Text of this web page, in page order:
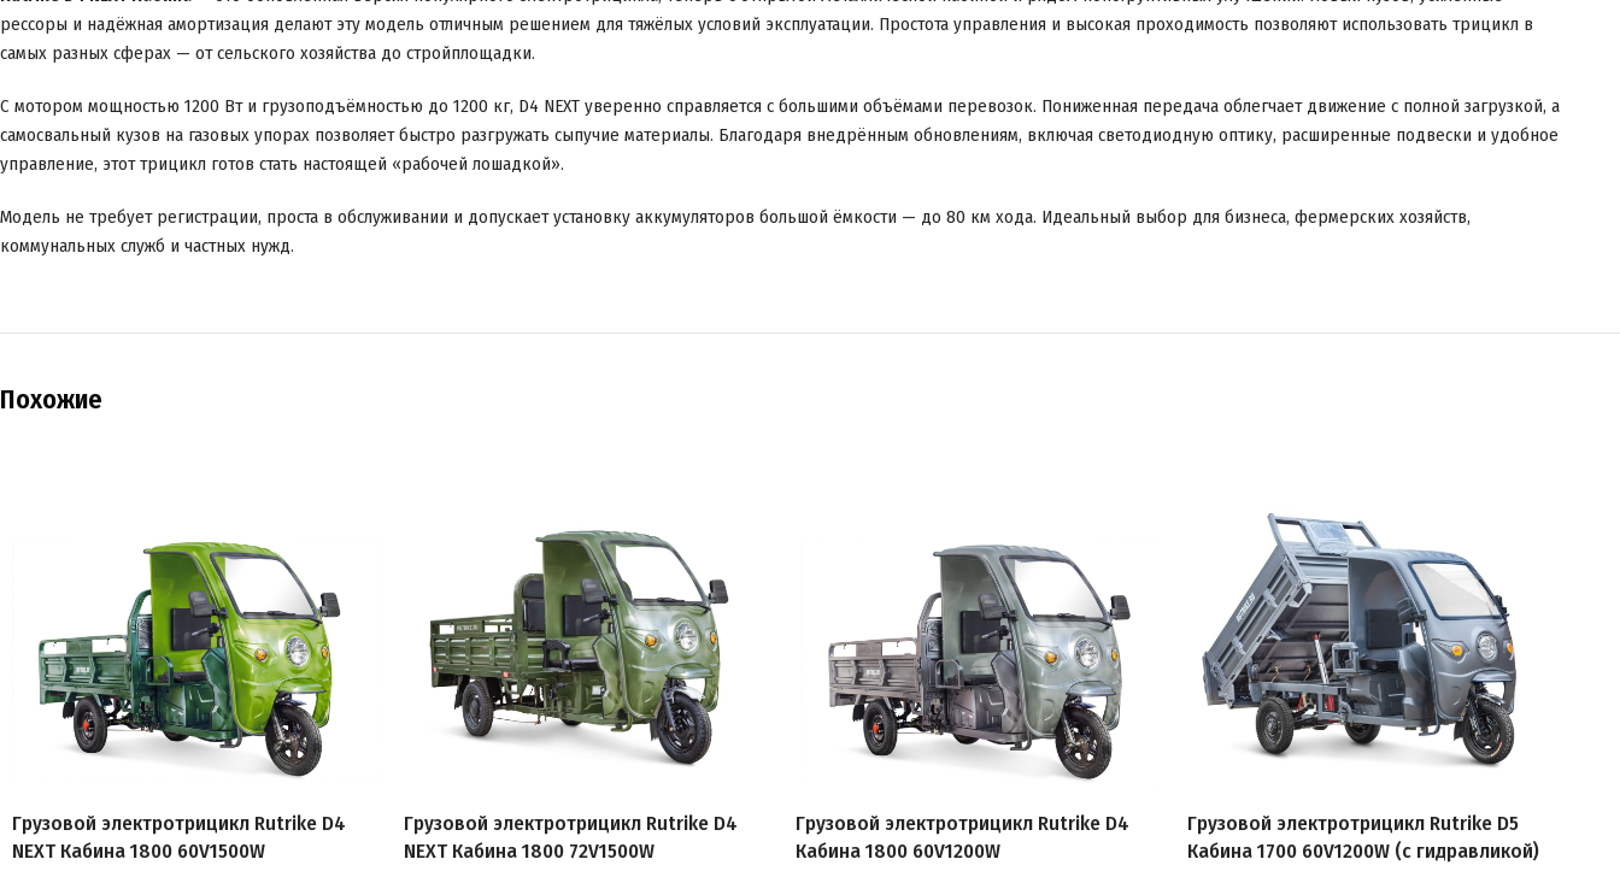
рессоры и надёжная амортизация делают эту модель отличным решением для тяжёлых условий эксплуатации. Простота управления и высокая проходимость позволяют использовать трицикл в
самых разных сферах — от сельского хозяйства до стройплощадки.
С мотором мощностью 1200 Вт и грузоподъёмностью до 1200 кг, D4 NEXT уверенно справляется с большими объёмами перевозок. Пониженная передача облегчает движение с полной загрузкой, а
самосвальный кузов на газовых упорах позволяет быстро разгружать сыпучие материалы. Благодаря внедрённым обновлениям, включая светодиодную оптику, расширенные подвески и удобное
управление, этот трицикл готов стать настоящей «рабочей лошадкой».
Модель не требует регистрации, проста в обслуживании и допускает установку аккумуляторов большой ёмкости — до 80 км хода. Идеальный выбор для бизнеса, фермерских хозяйств,
коммунальных служб и частных нужд.
Похожие
Грузовой электротрицикл Rutrike D4
NEXT Кабина 1800 60V1500W
Грузовой электротрицикл Rutrike D4
NEXT Кабина 1800 72V1500W
Грузовой электротрицикл Rutrike D4
Кабина 1800 60V1200W
Грузовой электротрицикл Rutrike D5
Кабина 1700 60V1200W (с гидравликой)